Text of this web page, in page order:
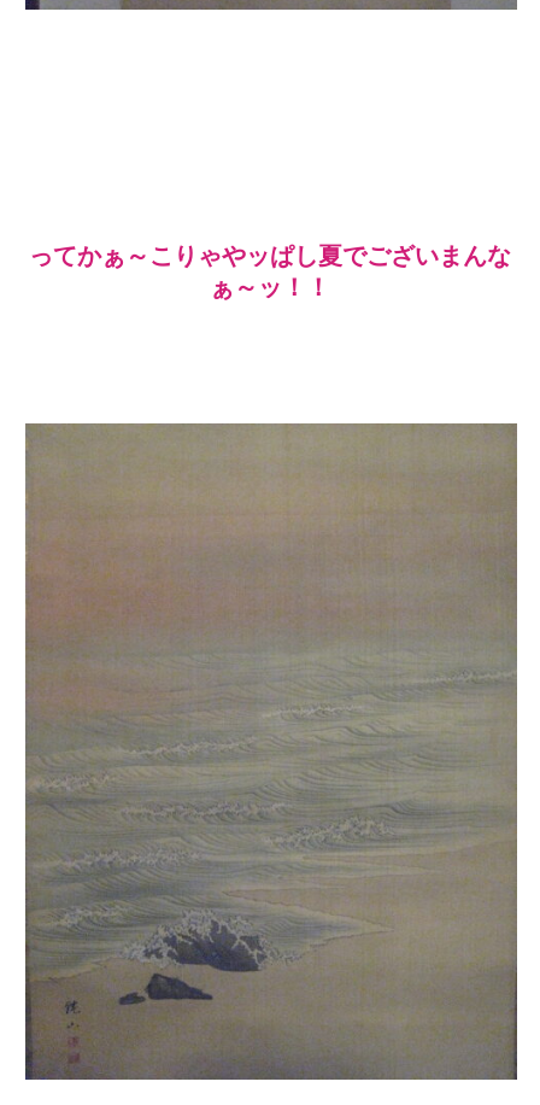
ってかぁ～こりゃやッぱし夏でございまんな
ぁ～ッ！！